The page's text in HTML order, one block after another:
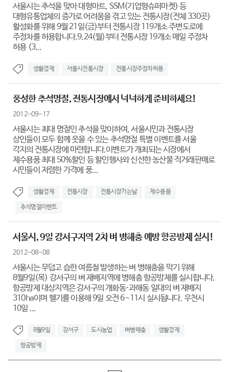
서울시는 추석을 맞아 대형마트, SSM(기업형슈퍼마켓) 등
대형유통업체의 증가로 어려움을 겪고 있는 전통시장(전체 330곳)
활성화를 위해 9월 21일(금)부터 전통시장 119개소 주변도로에
주정차를 허용합니다.9.24(월)부터 전통시장 19개소 매일 주정차
허용 (3...
생활경제 서울시전통시장 전통시장주정차허용
풍성한 추석명절, 전통시장에서 넉넉하게 준비하세요!
2012-09-17
서울시는 최대 명절인 추석을 맞이하여, 서울시민과 전통시장
상인들이 모두 함께 웃을 수 있는 추석명절 특별 이벤트를 서울
각지의 전통시장에 마련합니다.이벤트가 개최되는 시장에서
제수용품 최대 50%할인 등 할인행사와 신선한 농산물 직거래판매로
시민들이 저렴한 가격에 풍...
생활경제 전통시장 전통시장가는날 제수용품
추석명절이벤트
서울시, 9일 강서구지역 2차 벼 병해충 예방 항공방제 실시!
2012-08-08
서울시는 무덥고 습한 여름철 발생하는 벼 병해충을 막기 위해
8월9일(목) 강서구의 벼 재배지역에 병해충 항공방제를 실시합니다.
항공방제 대상지역은 강서구의 개화동·과해동 일대의 벼 재배지
310ha이며 헬기를 이용해 9일 오전 6~11시 실시됩니다. 우천시
10일 ...
8월9일 강서구 도시농업 벼병해충 생활경제
항공방제